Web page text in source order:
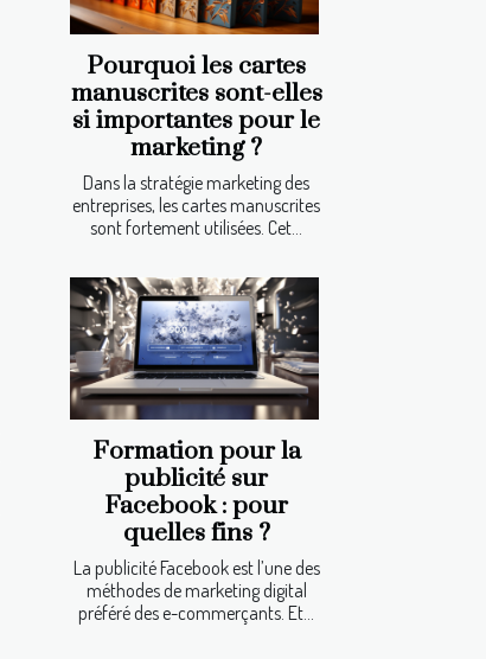
Pourquoi les cartes
manuscrites sont-elles
si importantes pour le
marketing ?
Dans la stratégie marketing des
entreprises, les cartes manuscrites
sont fortement utilisées. Cet...
Formation pour la
publicité sur
Facebook : pour
quelles fins ?
La publicité Facebook est l’une des
méthodes de marketing digital
préféré des e-commerçants. Et...